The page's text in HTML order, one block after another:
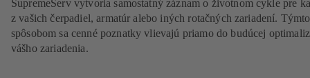
SupremeServ vytvoria samostatný záznam o životnom cykle pre
z vašich čerpadiel, armatúr alebo iných rotačných zariadení. Týmto
spôsobom sa cenné poznatky vlievajú priamo do budúcej
vášho zariadenia.